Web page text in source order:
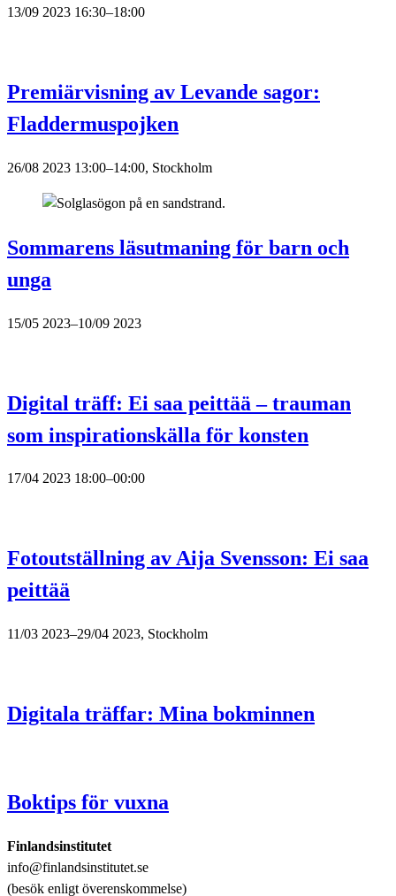
13/09 2023 16:30–18:00
Premiärvisning av Levande sagor:
Fladdermuspojken
26/08 2023 13:00–14:00, Stockholm
Sommarens läsutmaning för barn och
unga
15/05 2023–10/09 2023
Digital träff: Ei saa peittää – trauman
som inspirationskälla för konsten
17/04 2023 18:00–00:00
Fotoutställning av Aija Svensson: Ei saa
peittää
11/03 2023–29/04 2023, Stockholm
Digitala träffar: Mina bokminnen
Boktips för vuxna
Finlandsinstitutet
info@finlandsinstitutet.se
(besök enligt överenskommelse)